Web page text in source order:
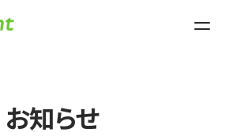
お知らせ